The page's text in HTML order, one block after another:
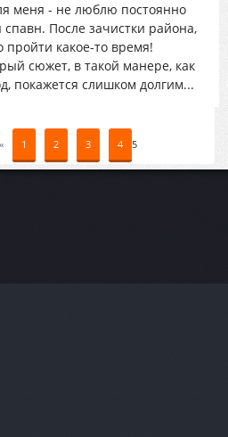
меня - не люблю постоянно
После зачистки района,
пройти какое-то время!
сюжет, в такой манере, как
покажется слишком долгим...
« 1 2 3 4 5